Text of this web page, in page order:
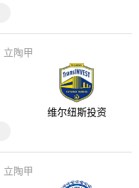
立陶甲
维尔纽斯投资
立陶甲